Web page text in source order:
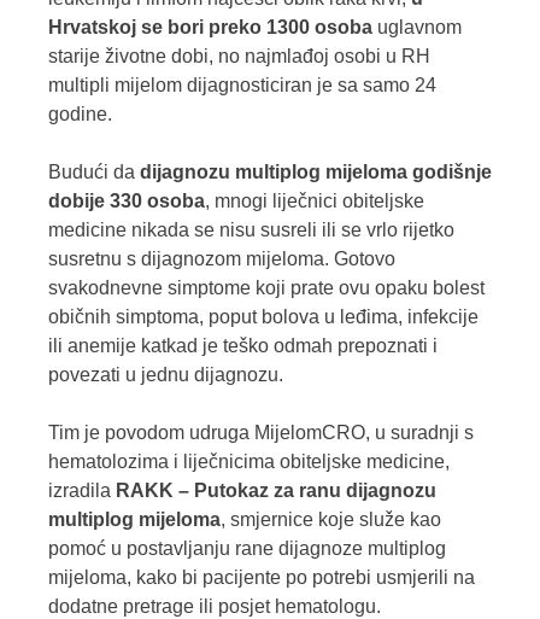
Hrvatskoj se bori preko 1300 osoba uglavnom
starije životne dobi, no najmlađoj osobi u RH
multipli mijelom dijagnosticiran je sa samo 24
godine.
Budući da dijagnozu multiplog mijeloma godišnje
dobije 330 osoba, mnogi liječnici obiteljske
medicine nikada se nisu susreli ili se vrlo rijetko
susretnu s dijagnozom mijeloma. Gotovo
svakodnevne simptome koji prate ovu opaku bolest
običnih simptoma, poput bolova u leđima, infekcije
ili anemije katkad je teško odmah prepoznati i
povezati u jednu dijagnozu.
Tim je povodom udruga MijelomCRO, u suradnji s
hematolozima i liječnicima obiteljske medicine,
izradila RAKK – Putokaz za ranu dijagnozu
multiplog mijeloma, smjernice koje služe kao
pomoć u postavljanju rane dijagnoze multiplog
mijeloma, kako bi pacijente po potrebi usmjerili na
dodatne pretrage ili posjet hematologu.